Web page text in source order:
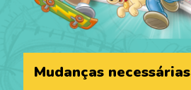
Mudanças necessárias